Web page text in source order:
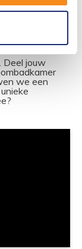
Deel jouw
we een